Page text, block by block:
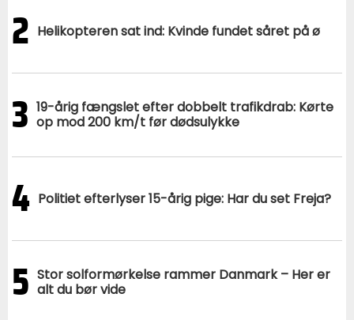
2 Helikopteren sat ind: Kvinde fundet såret på ø
3 19-årig fængslet efter dobbelt trafikdrab: Kørte
op mod 200 km/t før dødsulykke
4 Politiet efterlyser 15-årig pige: Har du set Freja?
5 Stor solformørkelse rammer Danmark – Her er
alt du bør vide